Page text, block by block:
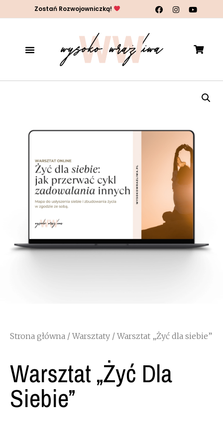
Zostań Rozwojowniczką!
Strona główna /Warsztaty / Warsztat „Żyć dla siebie”
Warsztat „Żyć Dla
Siebie”